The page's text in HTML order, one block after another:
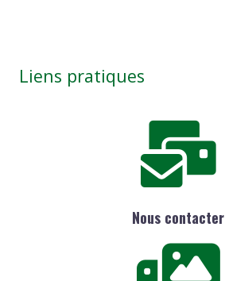
Liens pratiques
Nous contacter